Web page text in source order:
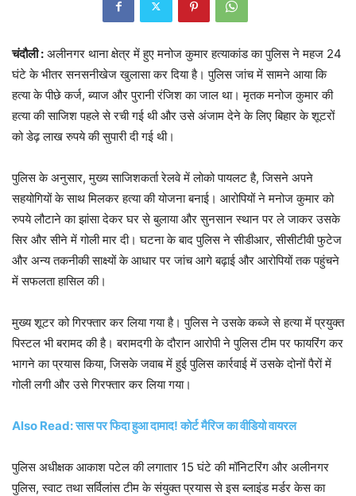
चंदौली : अलीनगर थाना क्षेत्र में हुए मनोज कुमार हत्याकांड का पुलिस ने महज 24
घंटे के भीतर सनसनीखेज खुलासा कर दिया है। पुलिस जांच में सामने आया कि
हत्या के पीछे कर्ज, ब्याज और पुरानी रंजिश का जाल था। मृतक मनोज कुमार की
हत्या की साजिश पहले से रची गई थी और उसे अंजाम देने के लिए बिहार के शूटरों
को डेढ़ लाख रुपये की सुपारी दी गई थी।
पुलिस के अनुसार, मुख्य साजिशकर्ता रेलवे में लोको पायलट है, जिसने अपने
सहयोगियों के साथ मिलकर हत्या की योजना बनाई। आरोपियों ने मनोज कुमार को
रुपये लौटाने का झांसा देकर घर से बुलाया और सुनसान स्थान पर ले जाकर उसके
सिर और सीने में गोली मार दी। घटना के बाद पुलिस ने सीडीआर, सीसीटीवी फुटेज
और अन्य तकनीकी साक्ष्यों के आधार पर जांच आगे बढ़ाई और आरोपियों तक पहुंचने
में सफलता हासिल की।
मुख्य शूटर को गिरफ्तार कर लिया गया है। पुलिस ने उसके कब्जे से हत्या में प्रयुक्त
पिस्टल भी बरामद की है। बरामदगी के दौरान आरोपी ने पुलिस टीम पर फायरिंग कर
भागने का प्रयास किया, जिसके जवाब में हुई पुलिस कार्रवाई में उसके दोनों पैरों में
गोली लगी और उसे गिरफ्तार कर लिया गया।
Also Read: सास पर फिदा हुआ दामाद! कोर्ट मैरिज का वीडियो वायरल
पुलिस अधीक्षक आकाश पटेल की लगातार 15 घंटे की मॉनिटरिंग और अलीनगर
पुलिस, स्वाट तथा सर्विलांस टीम के संयुक्त प्रयास से इस ब्लाइंड मर्डर केस का